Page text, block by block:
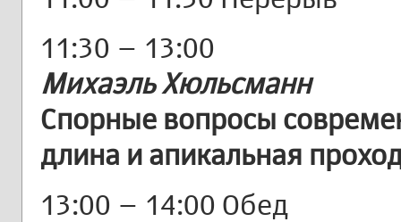
11:30 – 13:00
Михаэль Хюльсманн
Спорные вопросы
длина и апикальная
13:00 – 14:00 Обед